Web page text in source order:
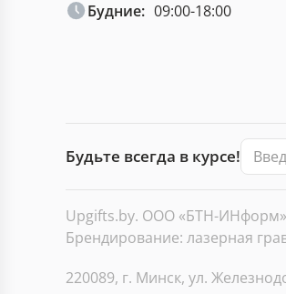
Будние: 09:00-18:00
Будьте всегда в курсе!
Upgifts.by. ООО «БТН-ИНформ»,
Брендирование: лазерная
220089, г. Минск, ул.